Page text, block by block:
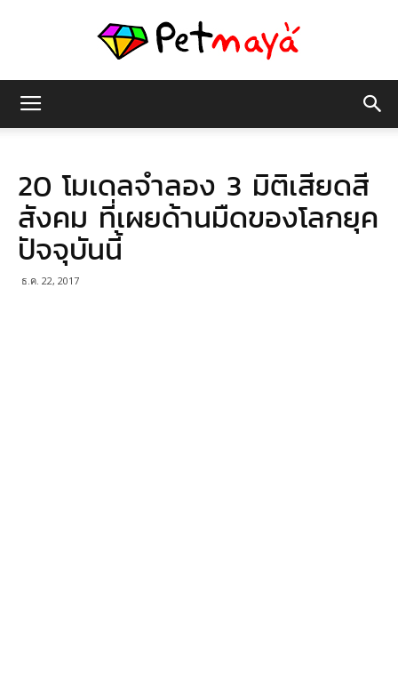
มายา
20 โมเดลจำลอง 3 มิติเสียดสี
สังคม ที่เผยด้านมืดของโลกยุค
ปัจจุบันนี้
ธ.ค. 22, 2017